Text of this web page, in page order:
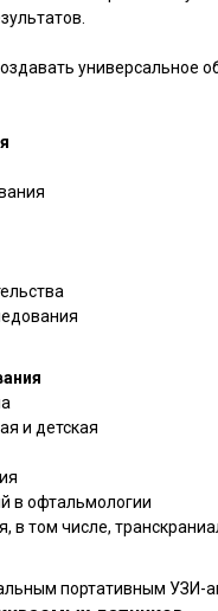
универсальное
и детская
в офтальмологии
в том числе,
портативным УЗИ-